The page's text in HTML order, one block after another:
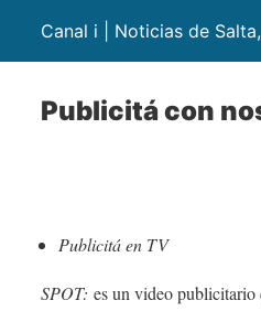
Canal i | Noticias de
Publicitá con
Publicitá en TV
SPOT: es un video publicitario